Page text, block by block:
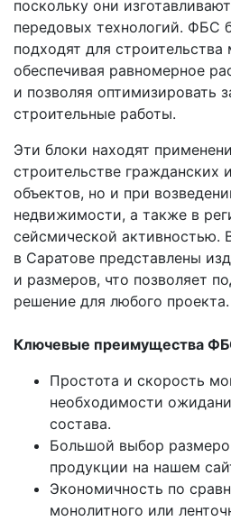
поскольку они
передовых технологий. ФБС
подходят для строительства
обеспечивая равномерное
и позволяя оптимизировать
строительные работы.
Эти блоки находят
строительстве
объектов, но и при
недвижимости, а также в
сейсмической активностью.
в Саратове представлены
и размеров, что позволяет
решение для любого проекта.
Ключевые преимущества
Простота и скорость
необходимости
состава.
Большой выбор
продукции на нашем
Экономичность по
монолитного или